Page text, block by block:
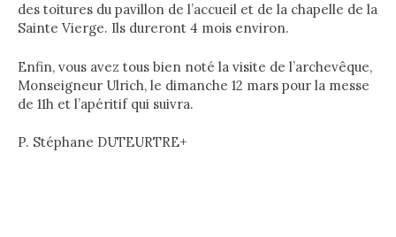
des toitures du pavillon de l’accueil et de la chapelle de la
Sainte Vierge. Ils dureront 4 mois environ.
Enfin, vous avez tous bien noté la visite de l’archevêque,
Monseigneur Ulrich, le dimanche 12 mars pour la messe
de 11h et l’apéritif qui suivra.
P. Stéphane DUTEURTRE+